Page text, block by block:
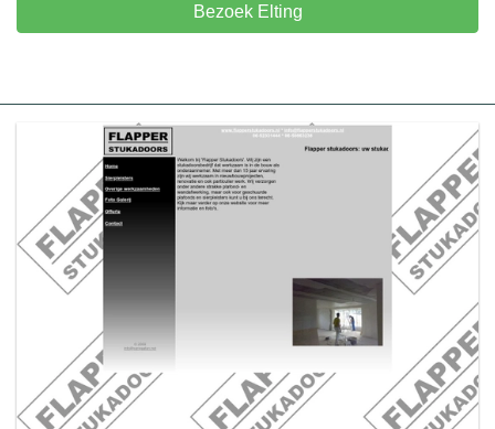
Bezoek Elting